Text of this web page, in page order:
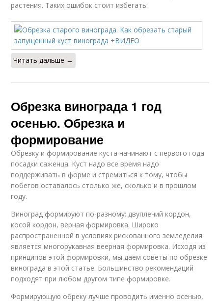
растения. Таких ошибок стоит избегать:
Читать дальше →
Обрезка винограда 1 год
осенью. Обрезка и
формирование
Обрезку и формирование куста начинают с первого года
посадки саженца. Куст надо все время надо
поддерживать в форме и стремиться к тому, чтобы
побегов оставалось столько же, сколько и в прошлом
году.
Виноград формируют по-разному: двуплечий кордон,
косой кордон, верная формировка. Широко
распространенной в условиях рискованного земледелия
является многорукавная веерная формировка. Исходя из
принципов этой формировки, мы даем советы по обрезке
винограда в этой статье. Большинство рекомендаций
подходят при любом другом типе формировке.
Формирующую обреку лучше проводить именно осенью,